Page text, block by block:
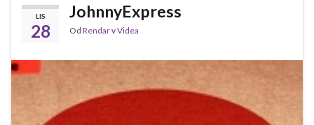
LIS
28
JohnnyExpress
Od RendarvVidea